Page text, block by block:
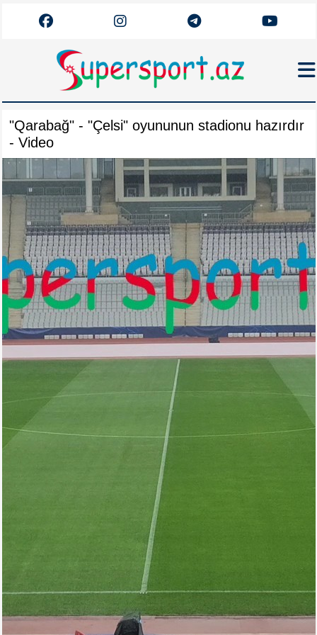
Əlaqə
Arxiv
Futbol
Azərbaycan
Premyer Liqa
Dünya
Superliqa
Canlı
Arena
Ulduz
Yazarlar
Reytinq
Tayboks
Karate
Seçilmişlər
Video
"Qarabağ" - "Çelsi" oyununun stadionu hazırdır
- Video